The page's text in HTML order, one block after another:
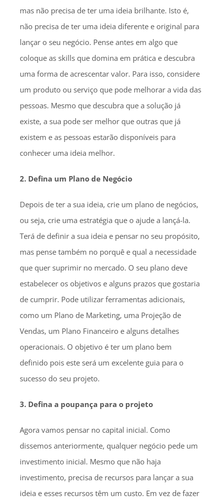
mas não precisa de ter uma ideia brilhante. Isto é,
não precisa de ter uma ideia diferente e original para
lançar o seu negócio. Pense antes em algo que
coloque as skills que domina em prática e descubra
uma forma de acrescentar valor. Para isso, considere
um produto ou serviço que pode melhorar a vida das
pessoas. Mesmo que descubra que a solução já
existe, a sua pode ser melhor que outras que já
existem e as pessoas estarão disponíveis para
conhecer uma ideia melhor.
2. Defina um Plano de Negócio
Depois de ter a sua ideia, crie um plano de negócios,
ou seja, crie uma estratégia que o ajude a lançá-la.
Terá de definir a sua ideia e pensar no seu propósito,
mas pense também no porquê e qual a necessidade
que quer suprimir no mercado. O seu plano deve
estabelecer os objetivos e alguns prazos que gostaria
de cumprir. Pode utilizar ferramentas adicionais,
como um Plano de Marketing, uma Projeção de
Vendas, um Plano Financeiro e alguns detalhes
operacionais. O objetivo é ter um plano bem
definido pois este será um excelente guia para o
sucesso do seu projeto.
3. Defina a poupança para o projeto
Agora vamos pensar no capital inicial. Como
dissemos anteriormente, qualquer negócio pede um
investimento inicial. Mesmo que não haja
investimento, precisa de recursos para lançar a sua
ideia e esses recursos têm um custo. Em vez de fazer